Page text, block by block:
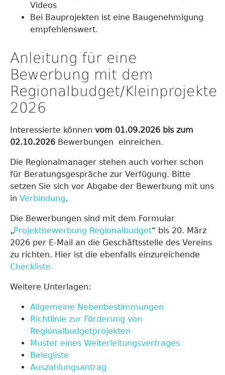
Videos
Bei Bauprojekten ist eine Baugenehmigung
empfehlenswert.
Anleitung für eine
Bewerbung mit dem
Regionalbudget/Kleinprojekte
2026
Interessierte können vom 01.09.2026 bis zum
02.10.2026 Bewerbungen einreichen.
Die Regionalmanager stehen auch vorher schon
für Beratungsgespräche zur Verfügung. Bitte
setzen Sie sich vor Abgabe der Bewerbung mit uns
in Verbindung.
Die Bewerbungen sind mit dem Formular
„Projektbewerbung Regionalbudget“ bis 20. März
2026 per E-Mail an die Geschäftsstelle des Vereins
zu richten. Hier ist die ebenfalls einzureichende
Checkliste.
Weitere Unterlagen:
Allgemeine Nebenbestimmungen
Richtlinie zur Förderung von
Regionalbudgetprojekten
Muster eines Weiterleitungsvertrages
Belegliste
Auszahlungsantrag